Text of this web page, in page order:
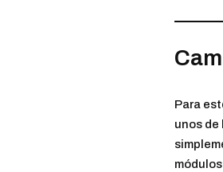
Para
unos